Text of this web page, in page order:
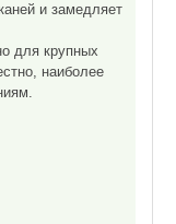
и замедляет
для крупных
наиболее